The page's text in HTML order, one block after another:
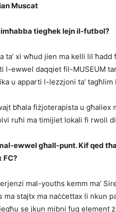
Muscat
tiegħek lejn il-futbol?
ta’ xi wħud jien ma kelli lil
l-ewwel daqqiet fil-MUSEUM
u apparti l-lezzjoni ta’
bħala fiżjoterapista u
ruħi ma timijiet lokali fi rwoli
ewwel għall-punt. Kif qed
FC?
mal-youths kemm ma’
ma stajtx ma naċċettax li nkun
se jkun mibni fuq element